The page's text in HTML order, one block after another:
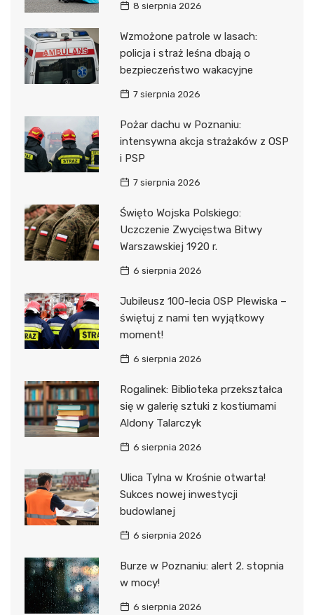
8 sierpnia 2026
Wzmożone patrole w lasach:
policja i straż leśna dbają o
bezpieczeństwo wakacyjne
7 sierpnia 2026
Pożar dachu w Poznaniu:
intensywna akcja strażaków z OSP
i PSP
7 sierpnia 2026
Święto Wojska Polskiego:
Uczczenie Zwycięstwa Bitwy
Warszawskiej 1920 r.
6 sierpnia 2026
Jubileusz 100-lecia OSP Plewiska –
świętuj z nami ten wyjątkowy
moment!
6 sierpnia 2026
Rogalinek: Biblioteka przekształca
się w galerię sztuki z kostiumami
Aldony Talarczyk
6 sierpnia 2026
Ulica Tylna w Krośnie otwarta!
Sukces nowej inwestycji
budowlanej
6 sierpnia 2026
Burze w Poznaniu: alert 2. stopnia
w mocy!
6 sierpnia 2026